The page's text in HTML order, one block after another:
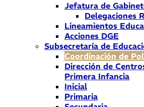
Jefatura de
Delegaciones
Lineamientos
Acciones DGE
Subsecretaría de
Coordinación de
Dirección de
Primera Infancia
Inicial
Primaria